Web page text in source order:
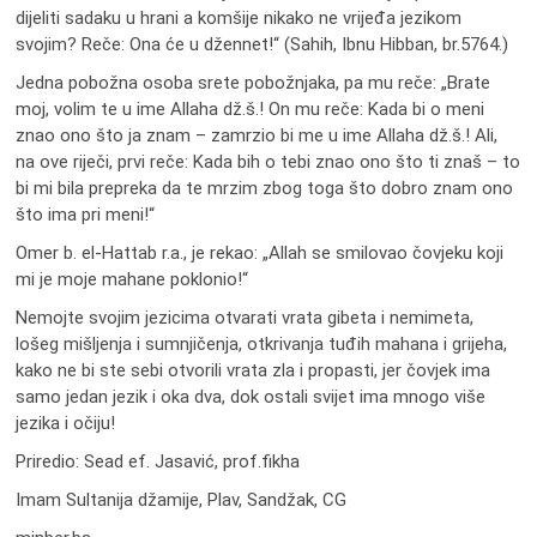
dijeliti sadaku u hrani a komšije nikako ne vrijeđa jezikom
svojim? Reče: Ona će u džennet!“ (Sahih, Ibnu Hibban, br.5764.)
Jedna pobožna osoba srete pobožnjaka, pa mu reče: „Brate
moj, volim te u ime Allaha dž.š.! On mu reče: Kada bi o meni
znao ono što ja znam – zamrzio bi me u ime Allaha dž.š.! Ali,
na ove riječi, prvi reče: Kada bih o tebi znao ono što ti znaš – to
bi mi bila prepreka da te mrzim zbog toga što dobro znam ono
što ima pri meni!“
Omer b. el-Hattab r.a., je rekao: „Allah se smilovao čovjeku koji
mi je moje mahane poklonio!“
Nemojte svojim jezicima otvarati vrata gibeta i nemimeta,
lošeg mišljenja i sumnjičenja, otkrivanja tuđih mahana i grijeha,
kako ne bi ste sebi otvorili vrata zla i propasti, jer čovjek ima
samo jedan jezik i oka dva, dok ostali svijet ima mnogo više
jezika i očiju!
Priredio: Sead ef. Jasavić, prof.fikha
Imam Sultanija džamije, Plav, Sandžak, CG